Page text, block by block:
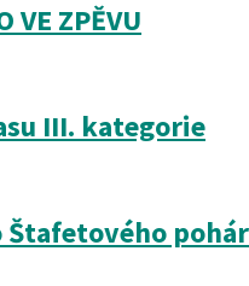
VE ZPĚVU
III. kategorie
Štafetového